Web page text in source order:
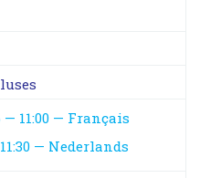
— 11:00 — Français
— Nederlands